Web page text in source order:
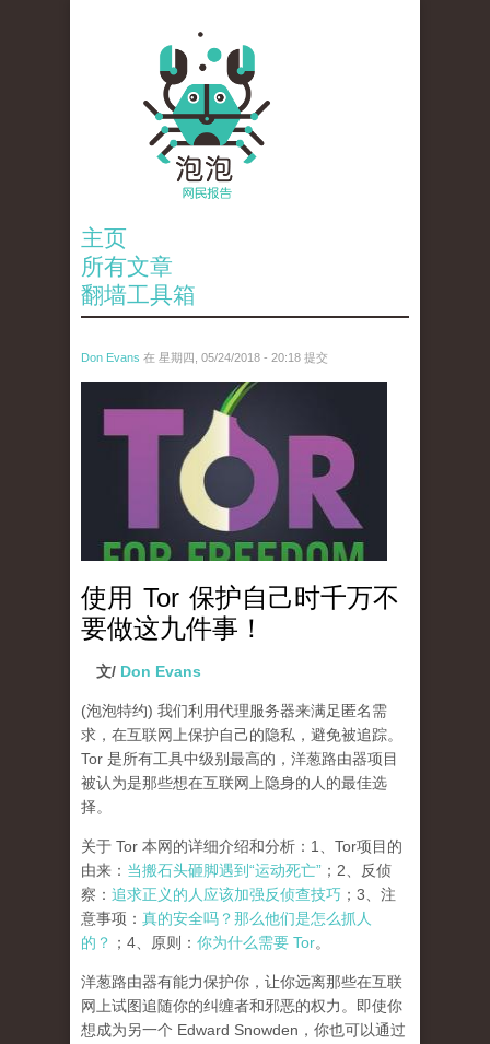
主页
所有文章
翻墙工具箱
Don Evans 在 星期四, 05/24/2018 - 20:18 提交
wechatimg1098.jpeg
使用 Tor 保护自己时千万不
要做这九件事！
文/ Don Evans
(泡泡特约) 我们利用代理服务器来满足匿名需
求，在互联网上保护自己的隐私，避免被追踪。
Tor 是所有工具中级别最高的，洋葱路由器项目
被认为是那些想在互联网上隐身的人的最佳选
择。
关于 Tor 本网的详细介绍和分析：1、Tor项目的
由来： 当搬石头砸脚遇到“运动死亡” ；2、反侦
察： 追求正义的人应该加强反侦查技巧 ；3、注
意事项： 真的安全吗？那么他们是怎么抓人
的？ ；4、原则： 你为什么需要 Tor。
洋葱路由器有能力保护你，让你远离那些在互联
网上试图追随你的纠缠者和邪恶的权力。即使你
想成为另一个 Edward Snowden，你也可以通过